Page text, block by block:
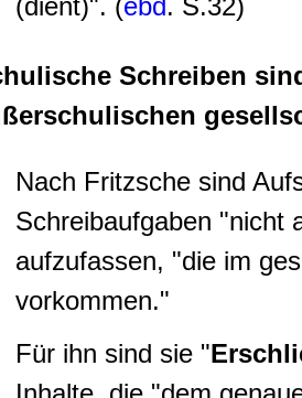
(dient)". (ebd. S.32)
Schreiben
Nach Fritzsche sind
Schreibaufgaben "nicht
aufzufassen, "die im
vorkommen."
Für ihn sind sie "